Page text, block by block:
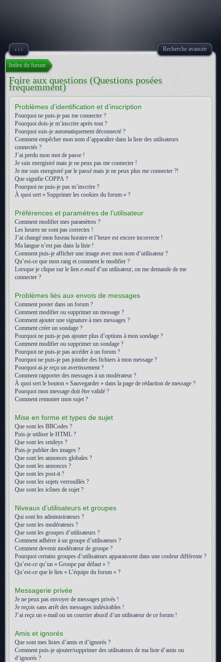
↓↓↓ Recherche avancée
Index du forum
Foire aux questions (Questions posées
fréquemment)
Problèmes d’identification et d’inscription
Pourquoi ne puis-je pas me connecter ?
Pourquoi dois-je m’inscrire après tout ?
Pourquoi suis-je automatiquement déconnecté ?
Comment empêcher mon nom d’apparaître dans la liste des utilisateurs
connectés ?
J’ai perdu mon mot de passe !
Je suis enregistré mais je ne peux pas me connecter !
Je me suis enregistré par le passé mais je ne peux plus me connecter ?!
Que signifie COPPA ?
Pourquoi ne puis-je pas m’inscrire ?
À quoi sert « Supprimer les cookies du forum » ?
Préférences et paramètres de l’utilisateur
Comment modifier mes paramètres ?
Les heures ne sont pas correctes !
J’ai changé mon fuseau horaire et l’heure est encore incorrecte !
Ma langue n’est pas dans la liste !
Comment puis-je afficher une image avec mon nom d’utilisateur ?
Qu’est-ce que mon rang et comment le modifier ?
Lorsque je clique sur le lien e-mail d’un utilisateur, on me demande de me
connecter ?
Problèmes liés aux envois de messages
Comment poster dans un forum ?
Comment modifier ou supprimer un message ?
Comment ajouter une signature à mes messages ?
Comment créer un sondage ?
Pourquoi ne puis-je pas ajouter plus d’options à mon sondage ?
Comment modifier ou supprimer un sondage ?
Pourquoi ne puis-je pas accéder à un forum ?
Pourquoi ne puis-je pas joindre des fichiers à mon message ?
Pourquoi ai-je reçu un avertissement ?
Comment rapporter des messages à un modérateur ?
À quoi sert le bouton « Sauvegarder » dans la page de rédaction de message ?
Pourquoi mon message doit être validé ?
Comment remonter mon sujet ?
Mise en forme et types de sujet
Que sont les BBCodes ?
Puis-je utiliser le HTML ?
Que sont les smileys ?
Puis-je publier des images ?
Que sont les annonces globales ?
Que sont les annonces ?
Que sont les post-it ?
Que sont les sujets verrouillés ?
Que sont les icônes de sujet ?
Niveaux d’utilisateurs et groupes
Qui sont les administrateurs ?
Que sont les modérateurs ?
Que sont les groupes d’utilisateurs ?
Comment adhérer à un groupe d’utilisateurs ?
Comment devenir modérateur de groupe ?
Pourquoi certains groupes d’utilisateurs apparaissent dans une couleur différente ?
Qu’est-ce qu’un « Groupe par défaut » ?
Qu’est-ce que le lien « L’équipe du forum » ?
Messagerie privée
Je ne peux pas envoyer de messages privés !
Je reçois sans arrêt des messages indésirables !
J’ai reçu un e-mail ou un courrier abusif d’un utilisateur de ce forum !
Amis et ignorés
Que sont mes listes d’amis et d’ignorés ?
Comment puis-je ajouter/supprimer des utilisateurs de ma liste d’amis ou
d’ignorés ?